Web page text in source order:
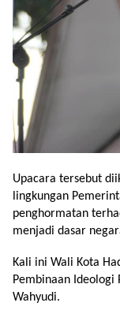
Upacara tersebut
lingkungan
penghormatan
menjadi dasar
Kali ini Wali Kota
Pembinaan Ideologi
Wahyudi.